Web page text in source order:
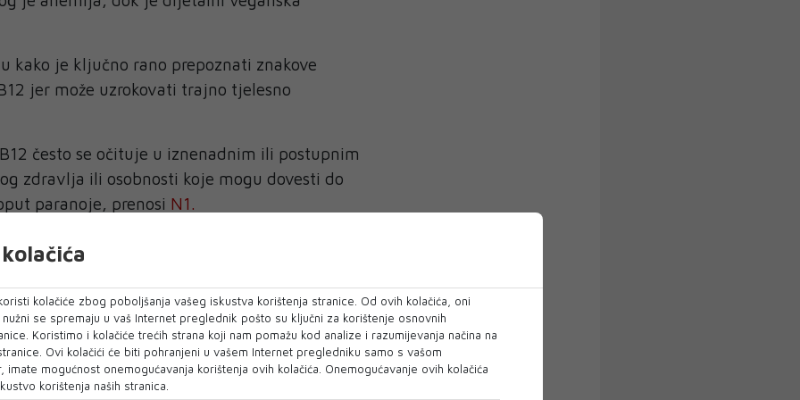
kako je ključno rano prepoznati znakove
jer može uzrokovati trajno tjelesno
često se očituje u iznenadnim ili postupnim
zdravlja ili osobnosti koje mogu dovesti do
paranoje, prenosi N1.
nedostatka vitamina B12
simptoma nedostatka B12, istraživanja
način na koji se manifestira leži u
simptomima.
simptomima je parestezija, stanje u
žarenja, bockanja ili svrbeža u različitim
kolačiće zbog poboljšanja vašeg iskustva korištenja stranice. Od ovih kolačića, oni
se spremaju u vaš Internet preglednik pošto su ključni za korištenje osnovnih
Koristimo i kolačiće trećih strana koji nam pomažu kod analize i razumijevanja načina na
Ovi kolačići će biti pohranjeni u vašem Internet pregledniku samo s vašom
imate mogućnost onemogućavanja korištenja ovih kolačića. Onemogućavanje ovih kolačića
korištenja naših stranica.